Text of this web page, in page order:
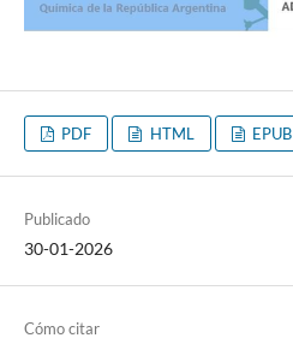
PDF HTML EPUB
Publicado
30-01-2026
Cómo citar